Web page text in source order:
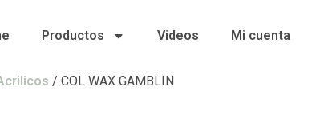
Productos Videos Mi cuenta
/ COL WAX GAMBLIN